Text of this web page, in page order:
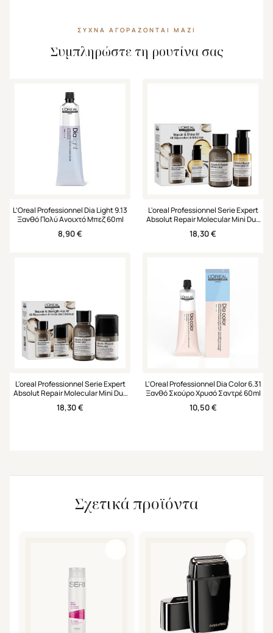
ΣΥΧΝΆ ΑΓΟΡΆΖΟΝΤΑΙ ΜΑΖΊ
Συμπληρώστε τη ρουτίνα σας
L’Oreal Professionnel Dia Light 9.13
Ξανθό Πολύ Ανοιχτό Μπεζ 60ml
8,90€
L'oreal Professionnel Serie Expert
Absolut Repair Molecular Mini Duo
Set Σαμπουάν & Έλαιο
18,30€
L'oreal Professionnel Serie Expert
Absolut Repair Molecular Mini Duo
Set Σαμπουάν & Leave-in Μάσκα
18,30€
L'Oreal Professionnel Dia Color 6.31
Ξανθό Σκούρο Χρυσό Σαντρέ 60ml
10,50€
Σχετικά προϊόντα